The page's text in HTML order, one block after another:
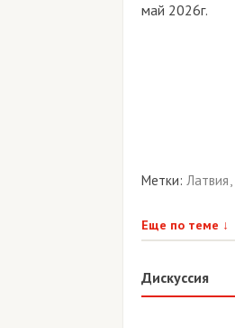
май 2026г.
Метки: Латвия,
Еще по теме ↓
Дискуссия